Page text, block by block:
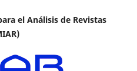
el Análisis de Revistas